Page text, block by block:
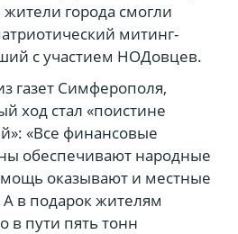
города смогли
митинг-
с участием НОДовцев.
газет Симферополя,
ход стал «поистине
«Все финансовые
обеспечивают народные
оказывают и местные
А в подарок жителям
в пути пять тонн